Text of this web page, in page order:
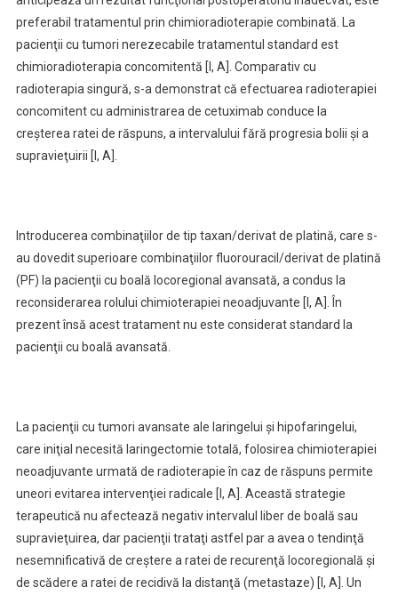
preferabil tratamentul prin chimioradioterapie combinată. La
pacienţii cu tumori nerezecabile tratamentul standard est
chimioradioterapia concomitentă [I, A]. Comparativ cu
radioterapia singură, s-a demonstrat că efectuarea radioterapiei
concomitent cu administrarea de cetuximab conduce la
creşterea ratei de răspuns, a intervalului fără progresia bolii şi a
supravieţuirii [I, A].
Introducerea combinaţiilor de tip taxan/derivat de platină, care s-
au dovedit superioare combinaţiilor fluorouracil/derivat de platină
(PF) la pacienţii cu boală locoregional avansată, a condus la
reconsiderarea rolului chimioterapiei neoadjuvante [I, A]. În
prezent însă acest tratament nu este considerat standard la
pacienţii cu boală avansată.
La pacienţii cu tumori avansate ale laringelui şi hipofaringelui,
care iniţial necesită laringectomie totală, folosirea chimioterapiei
neoadjuvante urmată de radioterapie în caz de răspuns permite
uneori evitarea intervenţiei radicale [I, A]. Această strategie
terapeutică nu afectează negativ intervalul liber de boală sau
supravieţuirea, dar pacienţii trataţi astfel par a avea o tendinţă
nesemnificativă de creştere a ratei de recurenţă locoregională şi
de scădere a ratei de recidivă la distanţă (metastaze) [I, A]. Un